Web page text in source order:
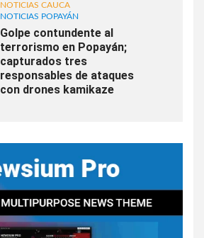
NOTICIAS CAUCA
NOTICIAS POPAYÁN
Golpe contundente al
terrorismo en Popayán;
capturados tres
responsables de ataques
con drones kamikaze